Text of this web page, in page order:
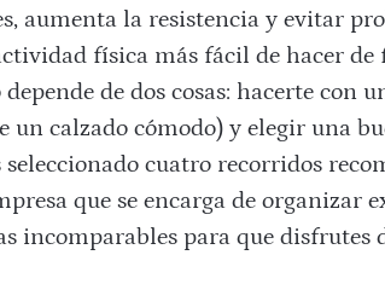
aumenta la resistencia y evitar
física más fácil de hacer
de dos cosas: hacerte con
un calzado cómodo) y elegir una
seleccionado cuatro recorridos
que se encarga de organizar
incomparables para que disfrutes